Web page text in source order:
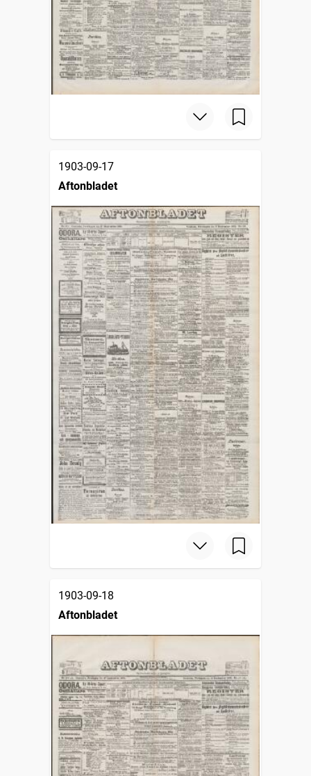
1903-09-17
Aftonbladet
1903-09-18
Aftonbladet